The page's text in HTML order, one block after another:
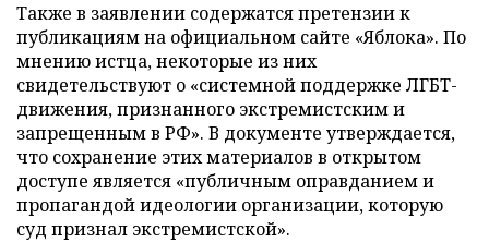
Также в заявлении содержатся претензии к
публикациям на официальном сайте «Яблока». По
мнению истца, некоторые из них
свидетельствуют о «системной поддержке ЛГБТ-
движения, признанного экстремистским и
запрещенным в РФ». В документе утверждается,
что сохранение этих материалов в открытом
доступе является «публичным оправданием и
пропагандой идеологии организации, которую
суд признал экстремистской».